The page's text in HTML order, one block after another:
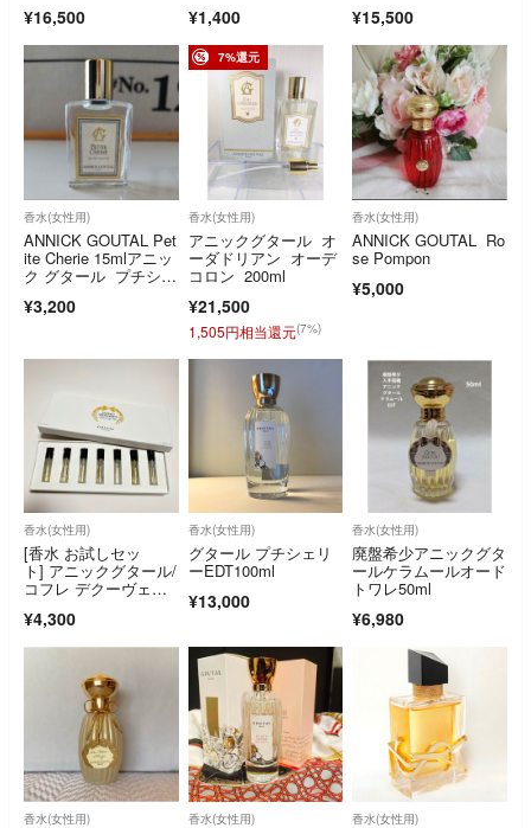
¥16,500 ¥1,400 ¥15,500
香水(女性用)
ANNICK GOUTAL Pet
ite Cherie 15mlアニッ
ク グタール プチシェ
¥3,200
7%還元
香水(女性用)
アニックグタール オ
ーダドリアン オーデ
コロン 200ml
¥21,500
1,505円相当還元(7%)
香水(女性用)
ANNICK GOUTAL Ro
se Pompon
¥5,000
香水(女性用)
[香水 お試しセッ
ト] アニックグタール/
コフレ デクーヴェル
¥4,300
香水(女性用)
グタール プチシェリ
ーEDT100ml
¥13,000
香水(女性用)
廃盤希少アニックグタ
ールケラムールオード
トワレ50ml
¥6,980
香水(女性用) 香水(女性用) 香水(女性用)